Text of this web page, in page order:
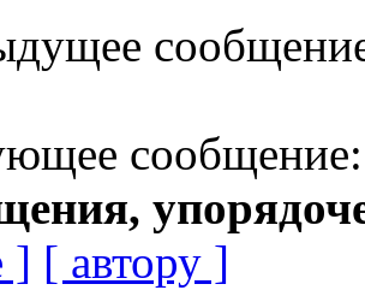
] [ автору ]